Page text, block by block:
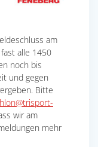
am
alle 1450
noch bis
und gegen
Bitte
wir am
mehr